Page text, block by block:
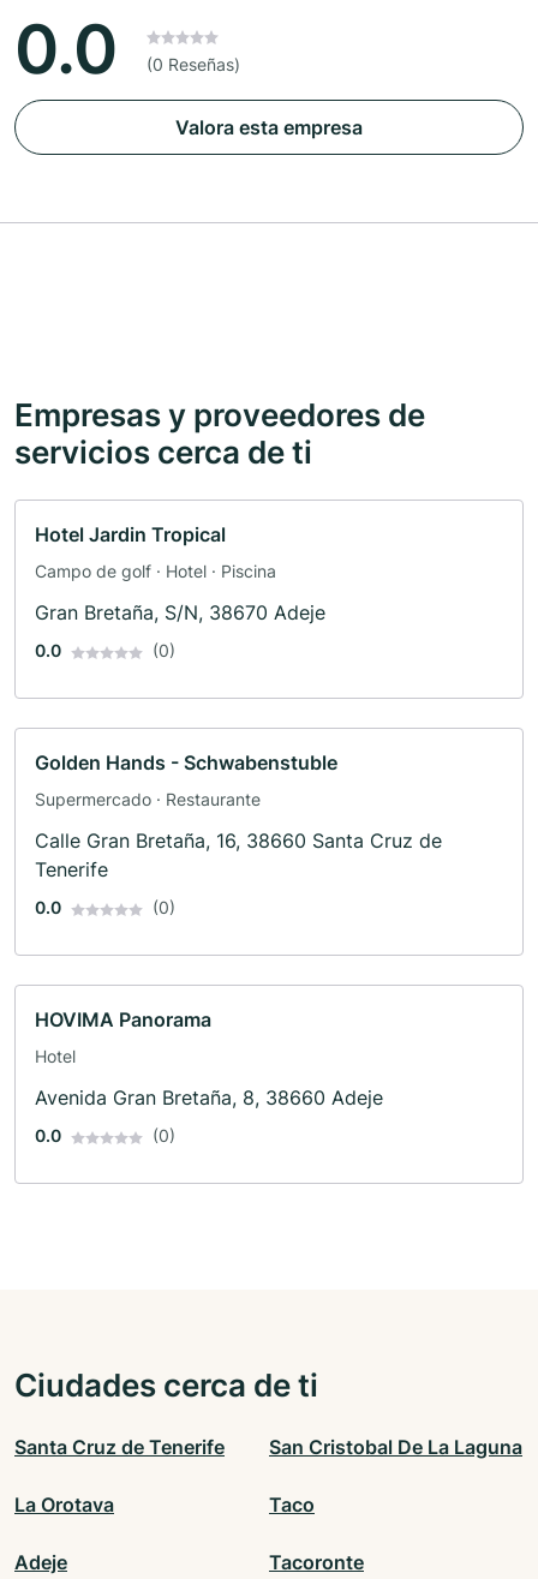
0.0 (0 Reseñas)
Valora esta empresa
Empresas y proveedores de
servicios cerca de ti
Hotel Jardin Tropical
Campo de golf · Hotel · Piscina
Gran Bretaña, S/N, 38670 Adeje
0.0 (0)
Golden Hands - Schwabenstuble
Supermercado · Restaurante
Calle Gran Bretaña, 16, 38660 Santa Cruz de
Tenerife
0.0 (0)
HOVIMA Panorama
Hotel
Avenida Gran Bretaña, 8, 38660 Adeje
0.0 (0)
Ciudades cerca de ti
Santa Cruz de Tenerife San Cristobal De La Laguna
La Orotava Taco
Adeje Tacoronte